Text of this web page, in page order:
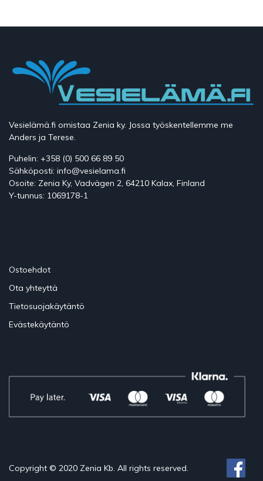
Vesielämä.fi omistaa Zenia ky. Jossa työskentellemme me
Anders ja Terese.
Puhelin: +358 (0) 500 66 89 50
Sähköposti: info@vesielama.fi
Osoite: Zenia Ky, Vadvägen 2, 64210 Kalax, Finland
Y-tunnus: 1069178-1
Ostoehdot
Ota yhteyttä
Tietosuojakäytäntö
Evästekäytäntö
Copyright © 2020 Zenia Kb. All rights reserved.